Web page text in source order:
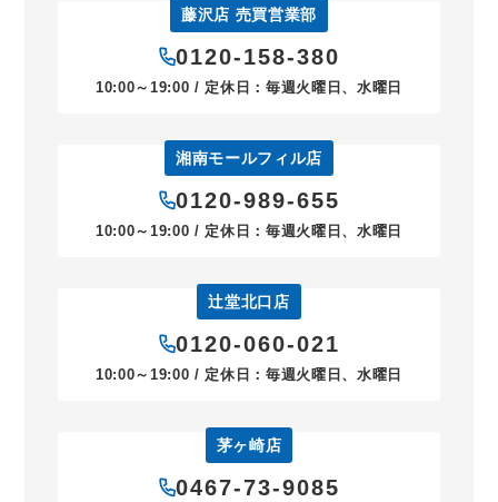
藤沢店 売買営業部
0120-158-380
10:00～19:00 / 定休日：毎週火曜日、水曜日
湘南モールフィル店
0120-989-655
10:00～19:00 / 定休日：毎週火曜日、水曜日
辻堂北口店
0120-060-021
10:00～19:00 / 定休日：毎週火曜日、水曜日
茅ヶ崎店
0467-73-9085